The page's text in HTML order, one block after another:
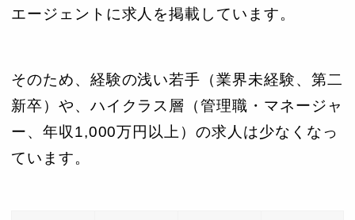
エージェントに求人を掲載しています。
そのため、経験の浅い若手（業界未経験、第二
新卒）や、ハイクラス層（管理職・マネージャ
ー、年収1,000万円以上）の求人は少なくなっ
ています。